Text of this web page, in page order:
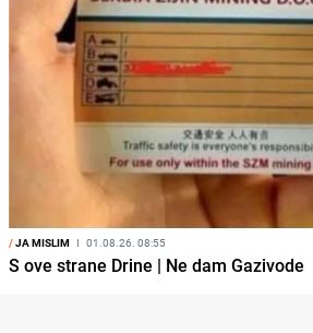
/JA MISLIM I 01.08.26. 08:55
S ove strane Drine | Ne dam Gazivode